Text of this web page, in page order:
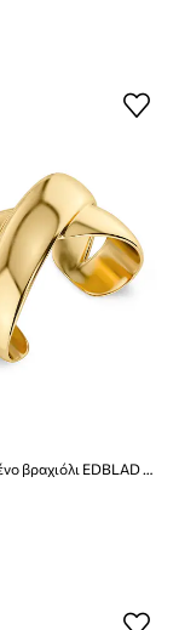
Επιχρυσωμένο βραχιόλι EDBLAD Alexa